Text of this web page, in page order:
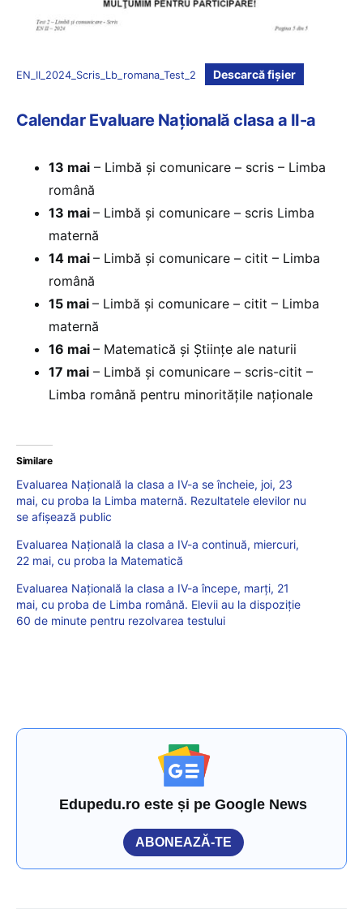
EN_II_2024_Scris_Lb_romana_Test_2 Descarcă fișier
Calendar Evaluare Națională clasa a II-a
13 mai – Limbă și comunicare – scris – Limba
română
13 mai – Limbă și comunicare – scris Limba
maternă
14 mai – Limbă și comunicare – citit – Limba
română
15 mai – Limbă și comunicare – citit – Limba
maternă
16 mai – Matematică și Științe ale naturii
17 mai – Limbă și comunicare – scris-citit –
Limba română pentru minoritățile naționale
Similare
Evaluarea Națională la clasa a IV-a se încheie, joi, 23
mai, cu proba la Limba maternă. Rezultatele elevilor nu
se afișează public
Evaluarea Națională la clasa a IV-a continuă, miercuri,
22 mai, cu proba la Matematică
Evaluarea Națională la clasa a IV-a începe, marți, 21
mai, cu proba de Limba română. Elevii au la dispoziție
60 de minute pentru rezolvarea testului
Edupedu.ro este și pe Google News
ABONEAZĂ-TE